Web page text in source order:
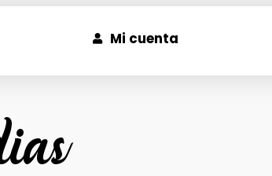
Mi cuenta